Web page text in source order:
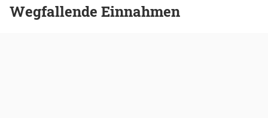
Wegfallende Einnahmen